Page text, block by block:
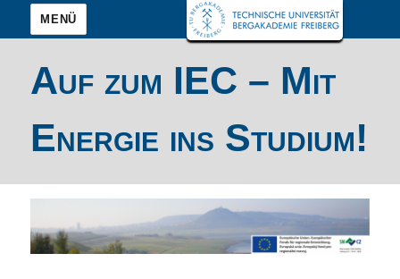
MENÜ
Auf zum IEC – Mit
Energie ins Studium!